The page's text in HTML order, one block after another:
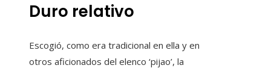
Duro relativo
Escogió, como era tradicional en ella y en
otros aficionados del elenco ‘pijao’, la